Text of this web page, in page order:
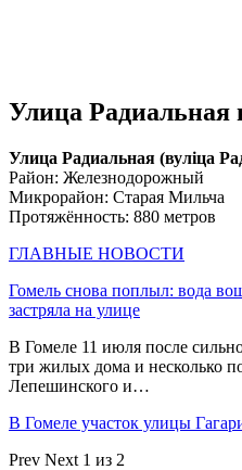
Улица Радиальная
Улица Радиальная (вулiца
Район: Железнодорожный
Микрорайон: Старая Мильча
Протяжённость: 880 метров
ГЛАВНЫЕ НОВОСТИ
Гомель снова поплыл: вода
застряла на улице
В Гомеле 11 июля после
три жилых дома и несколько
Лепешинского и…
В Гомеле участок улицы
Prev Next 1 из 2